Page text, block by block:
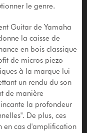
le genre.
Guitar de Yamaha
la caisse de
en bois classique
de micros piezo
à la marque lui
un rendu du son
de manière
la profondeur
De plus, ces
en cas d'amplification